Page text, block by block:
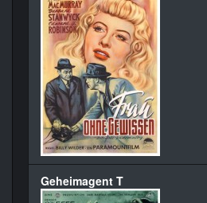
Geheimagent T